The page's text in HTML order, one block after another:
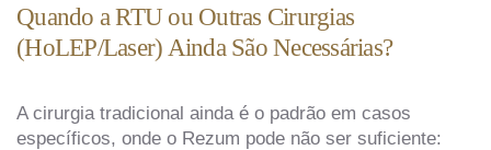
Quando a RTU ou Outras Cirurgias
(HoLEP/Laser) Ainda São Necessárias?
A cirurgia tradicional ainda é o padrão em casos
específicos, onde o Rezum pode não ser suficiente: